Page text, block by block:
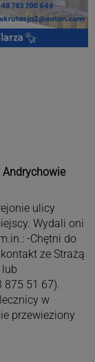
Andrychowie
ulicy
Wydali oni
-Chętni do
ze Strażą
875 51 67).
w
przewieziony